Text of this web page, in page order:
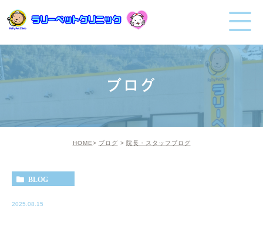
ブログ
HOME ブログ 院長・スタッフブログ
BLOG
2025.08.15